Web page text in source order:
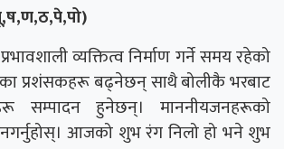
व्यक्तित्व निर्माण गर्ने समय रहेको
प्रशंसकहरू बढ्नेछन् साथै बोलीकै भरबाट
सम्पादन हुनेछन्। माननीयजनहरूको
नगर्नुहोस्। आजको शुभ रंग निलो हो भने शुभ